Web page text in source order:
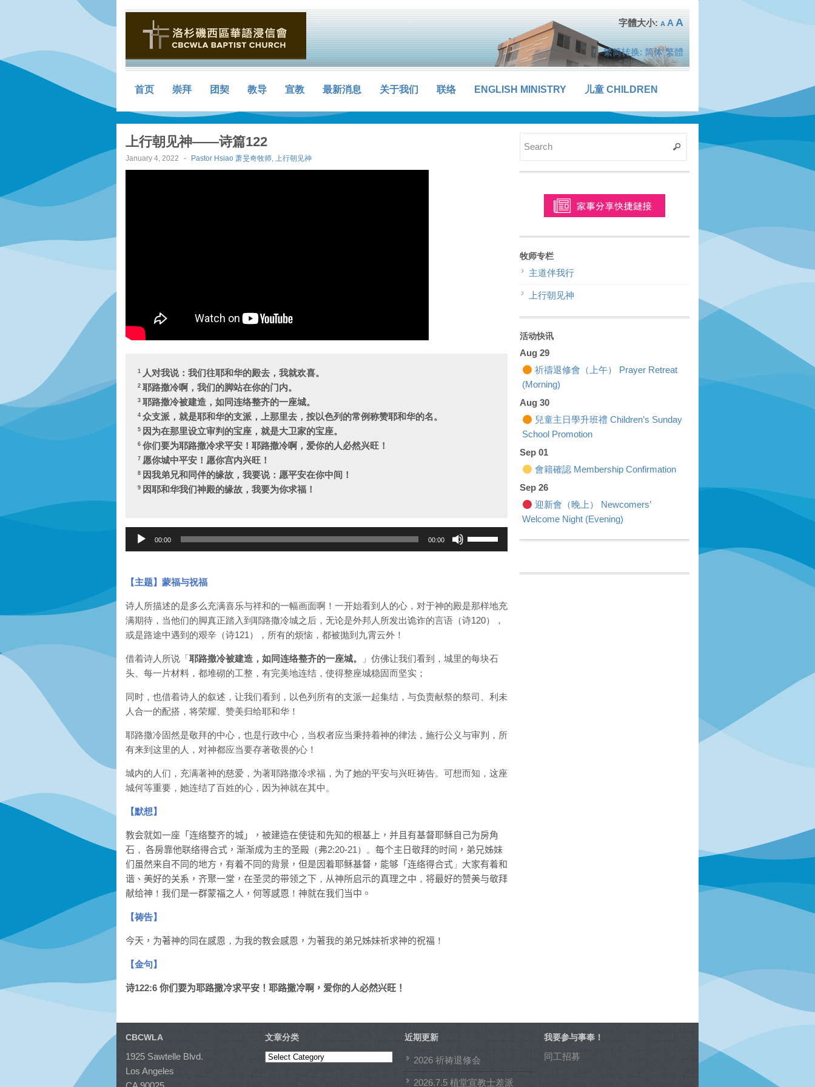
A A A
繁简转换: 简体 繁體
首页 崇拜 团契 教导 宣教 最新消息 关于我们 联络 ENGLISH MINISTRY 儿童 CHILDREN
上行朝见神——诗篇122
January 4, 2022 - Pastor Hsiao 萧旻奇牧师 上行朝见神
1 人对我说：我们往耶和华的殿去，我就欢喜。
2 耶路撒冷啊，我们的脚站在你的门内。
3 耶路撒冷被建造，如同连络整齐的一座城。
4 众支派，就是耶和华的支派，上那里去，按以色列的常例称赞耶和华的名。
5 因为在那里设立审判的宝座，就是大卫家的宝座。
6 你们要为耶路撒冷求平安！耶路撒冷啊，爱你的人必然兴旺！
7 愿你城中平安！愿你宫内兴旺！
8 因我弟兄和同伴的缘故，我要说：愿平安在你中间！
9 因耶和华我们神殿的缘故，我要为你求福！
Audio
00:00 00:00
increase
or
【主题】 蒙福与祝福
诗人所描述的是多么充满喜乐与祥和的一幅画面啊！一开始看到人的心，对于神的殿是那样地充
满期待 ， 当他们的脚真正踏入到耶路撒冷城之后，无论是外邦人所发出诡诈的言语（诗120）
，
或是路途中遇到的艰辛（诗121）， 所有的烦恼，都被抛到九霄云外 ！
借着诗人所说「耶路撒冷被建造，如同连络整齐的一座城。 」 仿佛让我们看到，城里的每块石
头
每一片材料 ， 都堆砌的工整 ， 有完美地连结，使得整座城稳固而坚实 ；
同时 ， 也借着诗人的叙述，让我们看到，以色列所有的支派一起集结，与负责献祭的祭司、利未
人合一的配搭，将荣耀、赞美归给耶和华！
耶路撒冷固然是敬拜的中心，也是行政中心，当权者应当秉持着神的律法，施行公义与审判，所
有来到这里的人，对神都应当要存著敬畏的心！
城内的人们，充满著神的慈爱 ， 为著耶路撒冷求福，为了她的平安与兴旺祷告。可想而知，这座
城何等重要，她连结了百姓的心，因为神就在其中。
【默想】
教会就如一座「连络整齐的城」， 被建造在使徒和先知的根基上， 并且 有基督耶稣自己为房角
石 ， 各房靠他联络得合式，渐渐成为主的圣殿 （弗2:20-21 ） 。 每个主日敬拜的时间， 弟兄姊妹
们 虽然来自不同的地方，有着不同的背景， 但是因着耶稣基督， 能够「连络得合式 」 大家有着和
谐、美好的关系 ，齐聚一堂， 在圣灵的带领之下 ， 从神所启示的真理之中 ， 将最好的赞美与敬拜
献给神 ！ 我们是一群蒙福之人 ，何等感恩 ！ 神就在我们当中。
【祷告】
今天， 为著神的同在感恩 ， 为我的教会感恩， 为著我的弟兄姊妹祈求神的祝福 ！
【金句】
诗122:6 你们要为耶路撒冷求平安！耶路撒冷啊，爱你的人必然兴旺！
牧师专栏
主道伴我行
上行朝见神
活动快讯
Aug 29
祈禱退修會（上午） Prayer Retreat
(Morning)
Aug 30
兒童主日學升班禮 Children’s Sunday
School Promotion
Sep 01
會籍確認 Membership Confirmation
Sep 26
迎新會（晚上） Newcomers’
Welcome Night (Evening)
CBCWLA
1925 Sawtelle Blvd.
Los Angeles
文章分类
文
近期更新
2026 祈祷退修会
2026.7.5 植堂宣教士差派
我要参与事奉！
同工招募